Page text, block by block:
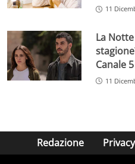
11
La
Canale 5
11
Redazione